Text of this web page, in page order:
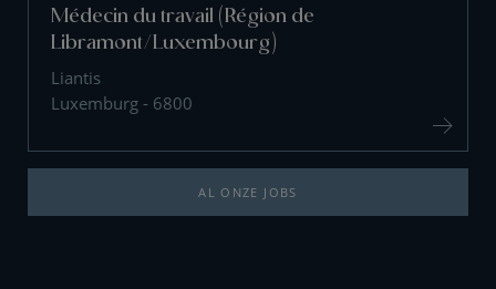
Médecin du travail (Région de
Libramont/Luxembourg)
Liantis
Luxemburg - 6800
AL ONZE JOBS